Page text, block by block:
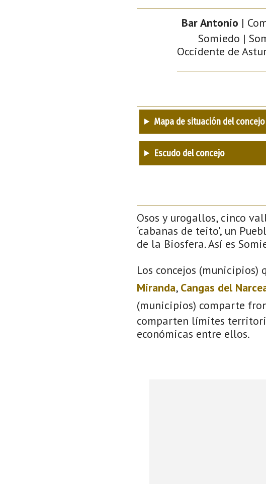
Bar Antonio |
Somiedo |
Occidente de
Mapa de situación del concejo
Escudo del concejo
Osos y urogallos, cinco
‘cabanas de teito', un
de la Biosfera. Así es
Los concejos
Miranda, Cangas del
(municipios) comparte
comparten límites
económicas entre ellos.